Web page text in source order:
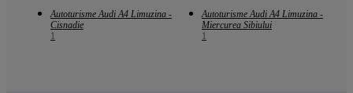
Autoturisme Audi A4 Limuzina -
Cisnadie
1
Autoturisme Audi A4 Limuzina -
Miercurea Sibiului
1